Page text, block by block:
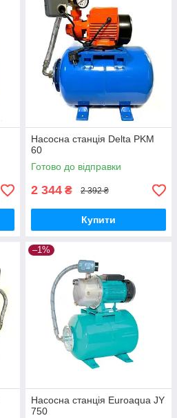
Насосна станція Delta PKM
60
Готово до відправки
2 344 ₴ 2 392 ₴
Купити
–1%
Насосна станція Euroaqua JY
750